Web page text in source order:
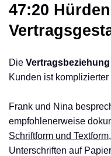
47:20
Die Vertragsbeziehung
Kunden ist
Frank und Nina
empfohlenerweise
Schriftform und Textform
Unterschriften auf